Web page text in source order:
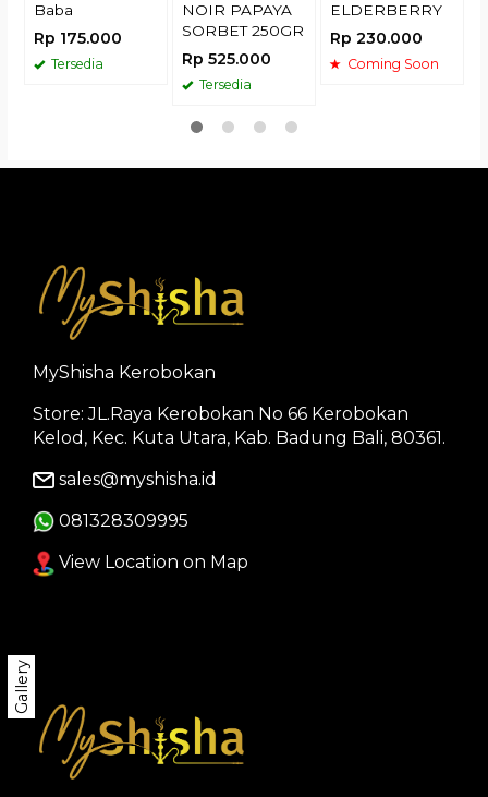
Baba
Rp 175.000
Tersedia
NOIR PAPAYA
SORBET 250GR
Rp 525.000
Tersedia
ELDERBERRY
Rp 230.000
Coming Soon
Gallery
MyShisha Kerobokan
Store: JL.Raya Kerobokan No 66 Kerobokan
Kelod, Kec. Kuta Utara, Kab. Badung Bali, 80361.
sales@myshisha.id
081328309995
View Location on Map